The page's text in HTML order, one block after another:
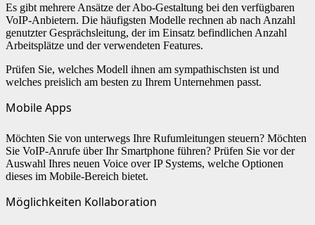
Es gibt mehrere Ansätze der Abo-Gestaltung bei den verfügbaren
VoIP-Anbietern. Die häufigsten Modelle rechnen ab nach Anzahl
genutzter Gesprächsleitung, der im Einsatz befindlichen Anzahl
Arbeitsplätze und der verwendeten Features.
Prüfen Sie, welches Modell ihnen am sympathischsten ist und
welches preislich am besten zu Ihrem Unternehmen passt.
Mobile Apps
Möchten Sie von unterwegs Ihre Rufumleitungen steuern? Möchten
Sie VoIP-Anrufe über Ihr Smartphone führen? Prüfen Sie vor der
Auswahl Ihres neuen Voice over IP Systems, welche Optionen
dieses im Mobile-Bereich bietet.
Möglichkeiten Kollaboration